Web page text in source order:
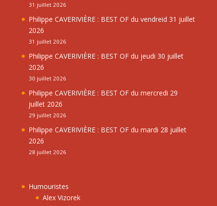
31 juillet 2026
Philippe CAVERIVIÈRE : BEST OF du vendreid 31 juillet
2026
31 juillet 2026
Philippe CAVERIVIÈRE : BEST OF du jeudi 30 juillet
2026
30 juillet 2026
Philippe CAVERIVIÈRE : BEST OF du mercredi 29
juillet 2026
29 juillet 2026
Philippe CAVERIVIÈRE : BEST OF du mardi 28 juillet
2026
28 juillet 2026
Humouristes
Alex Vizorek